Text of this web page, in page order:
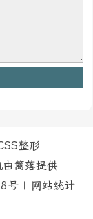
整形
篱落提供
号 | 网站统计